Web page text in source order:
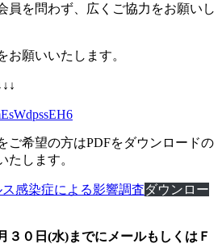
員を問わず、広くご協力をお願いし
お願いいたします。
ご希望の方はPDFをダウンロードの
たします。
感染症による影響調査ダウンロー
０日(水)までにメールもしくはＦ